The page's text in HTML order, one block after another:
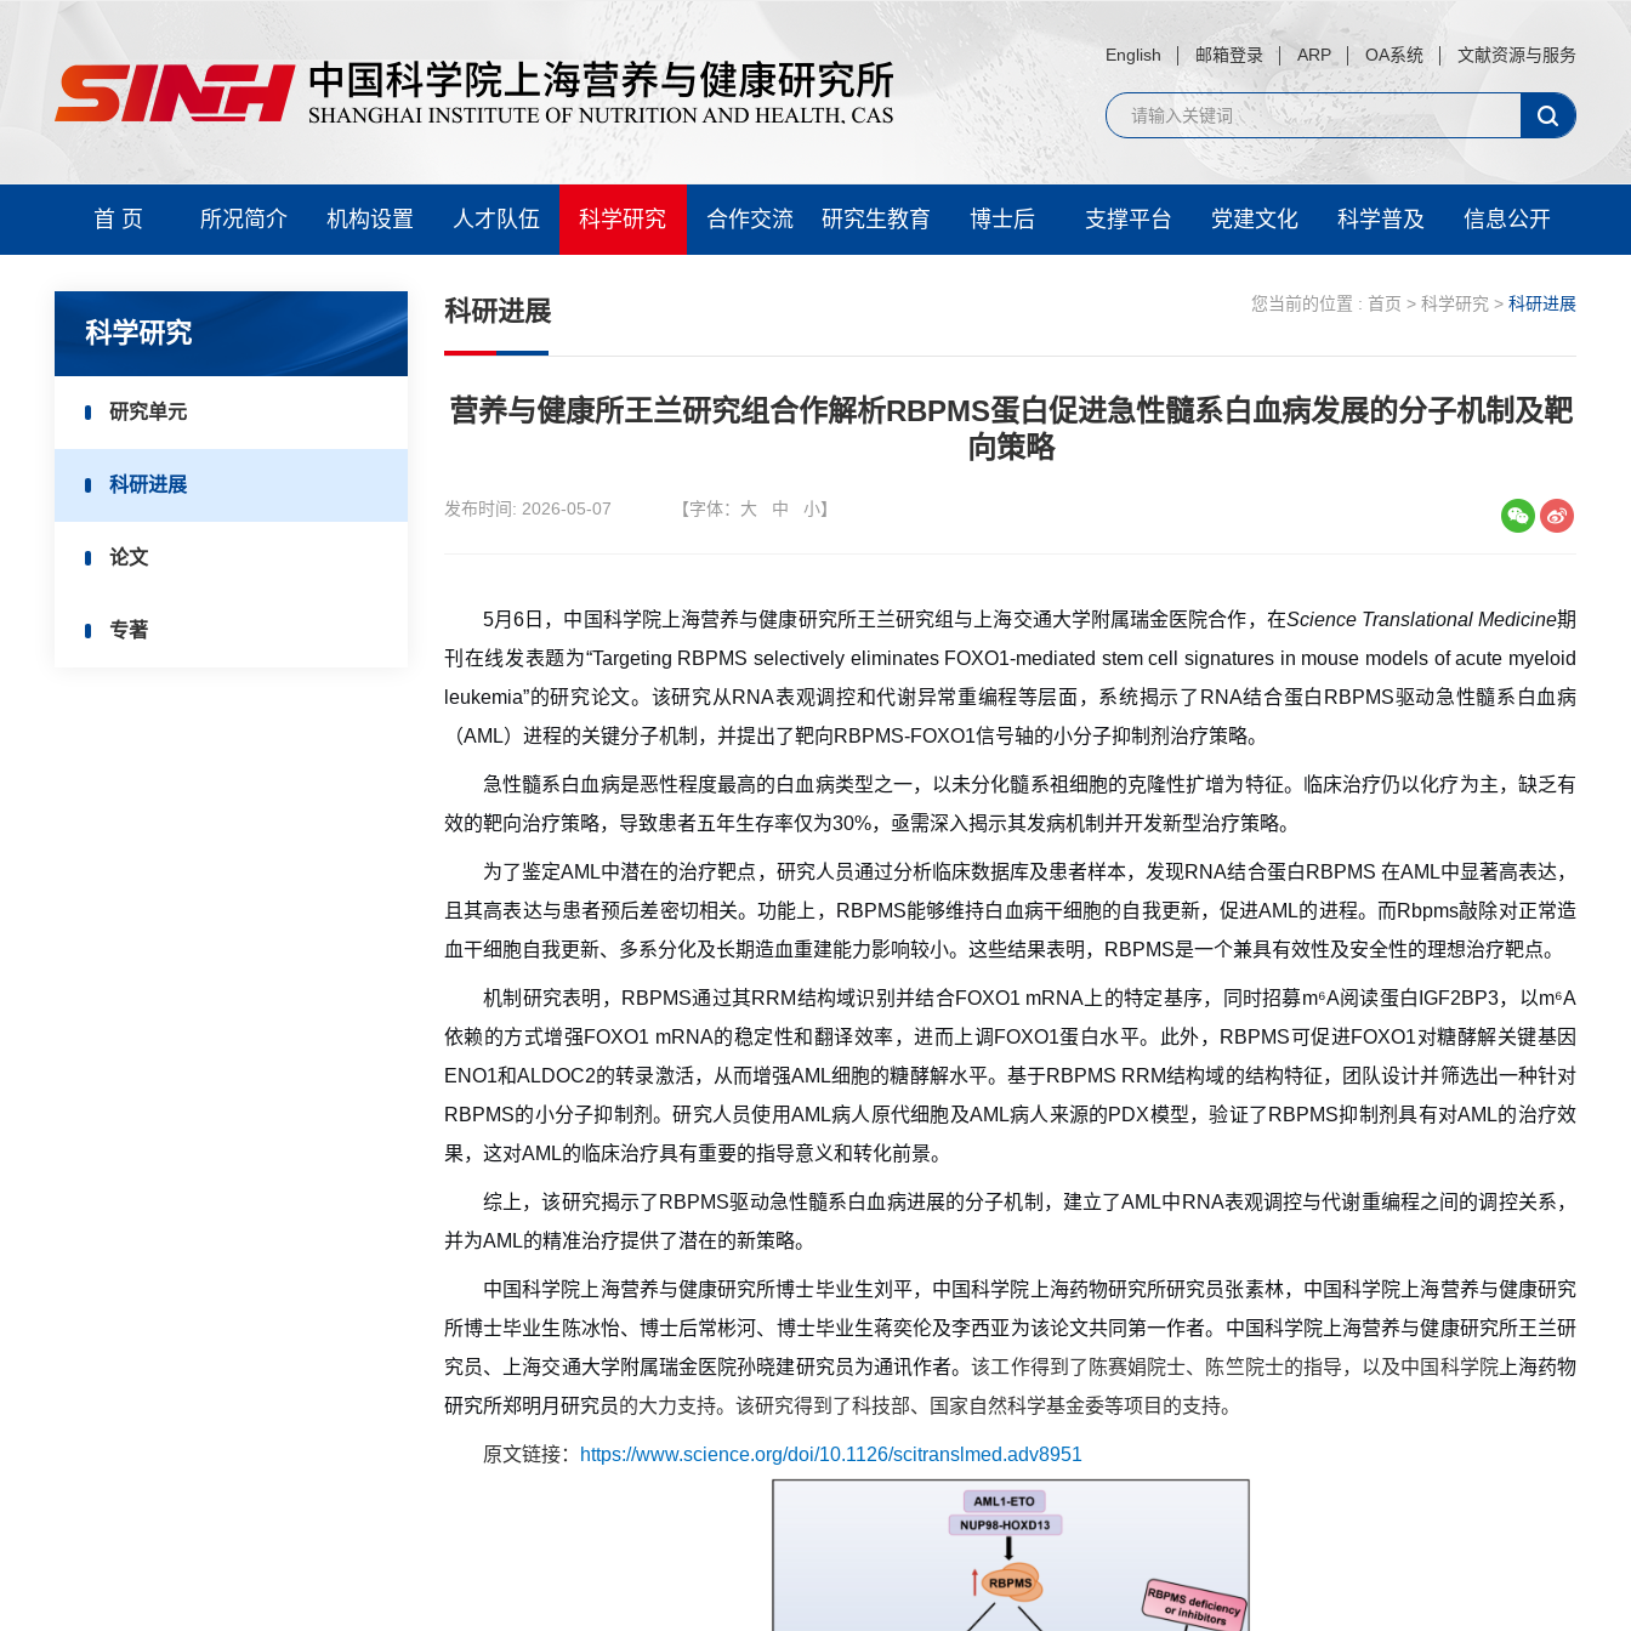
English 邮箱登录 ARP OA系统 文献资源与服务
首 页 所况简介 机构设置 人才队伍 科学研究 合作交流 研究生教育 博士后 支撑平台 党建文化 科学普及 信息公开
科学研究
研究单元
科研进展
论文
专著
科研进展 您当前的位置 : 首页 > 科学研究 > 科研进展
营养与健康所王兰研究组合作解析RBPMS蛋白促进急性髓系白血病发展的分子机制及靶
向策略
发布时间: 2026-05-07 【字体： 大 中 小】
5月6 日，中国科学院上海营养与健康研究所王兰研究组 与 上海交通大学附属瑞金医院合作， 在Science Translational Medicine期
刊在线发表题为“Targeting RBPMS selectively eliminates FOXO1-mediated stem cell signatures in mouse models of acute myeloid
leukemia”的研究论文。该研究从 RNA表观调控和代谢异常重编程等层面，系统揭示了 RNA结合蛋白 RBPMS驱动急性髓系白血病
（AML）进程的关键分子机制，并提出了靶向RBPMS-FOXO1信号轴的小分子抑制剂治疗策略。
急性髓系白血病是恶性程度最高的白血病类型之一，以未分化髓系祖细胞的克隆性扩增为特征。临床治疗仍以化疗为主，缺乏有
效的靶向治疗策略，导致患者五年生存率仅为30%，亟需深入揭示其发病机制并开发新型治疗策略。
为了鉴定AML中潜在的治疗靶点，研究人员通过分析临床数据库及患者样本，发现RNA结合蛋白 RBPMS 在AML中显著高表达，
且其高表达与患者预后差密切相关。功能上，
RBPMS能够维持白血病干细胞的自我更新，促进AML的进程。而Rbpms敲除对正常造
血干细胞自我更新、多系分化及长期造血重建能力影响较小。这些结果表明，
RBPMS是一个兼具有效性及安全性的理想治疗靶点。
机制研究表明， RBPMS通过其RRM结构域识别并结合FOXO1 mRNA 上的特定基序，同时招募m⁶A阅读蛋白 IGF2BP3，以m⁶A
依赖的方式增强FOXO1 mRNA的稳定性和翻译效率，进而上调 FOXO1蛋白水平。此外， RBPMS可促进FOXO1对糖酵解关键基因
ENO1和ALDOC2的转录激活，从而增强AML细胞的糖酵解水平。基于RBPMS RRM结构域的结构特征，团队设计并筛选出一种针对
RBPMS的小分子抑制剂。研究人员使用AML病人原代细胞及AML病人来源的PDX模型，验证了 RBPMS抑制剂具有对AML的治疗效
果，这对AML的临床治疗具有重要的指导意义和转化前景。
综上，该研究揭示了 RBPMS驱动急性髓系白血病进展的分子机制，建立了AML中 RNA表观调控与代谢重编程之间的调控关系，
并为AML的精准治疗提供了潜在的新策略。
中国科学院上海营养与健康研究所博士毕业生刘平， 中国科学院 上海药物研究所研究员张素林， 中国科学院上海营养与健康研究
所博士毕业生陈冰怡、 博士后常彬河、 博士毕业生蒋奕伦及李西亚为该论文共同第一作者。中国科学院上海营养与健康研究所王兰研
究员、上海交通大学附属瑞金医院孙晓建研究员为通讯作者。该工作得到了陈赛娟院士、 陈竺院士的指导，以及中国科学院上海药物
研究所郑明月研究员的大力支持。该研究得到了科技部、国家自然科学基金委等项目的支持。
原文链接： https://www.science.org/doi/10.1126/scitranslmed.adv8951